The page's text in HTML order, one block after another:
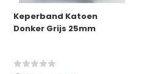
Keperband Katoen
Donker Grijs 25mm